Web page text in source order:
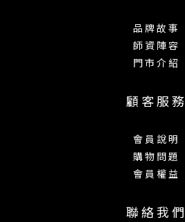
品 牌 故 事
師 資 陣 容
門 市 介 紹
顧 客 服 務
會 員 說 明
購 物 問 題
會 員 權 益
聯 絡 我 們